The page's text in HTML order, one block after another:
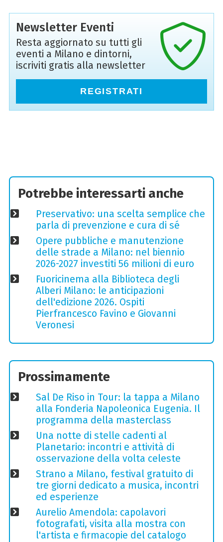
Newsletter Eventi
Resta aggiornato su tutti gli
eventi a Milano e dintorni,
iscriviti gratis alla newsletter
REGISTRATI
Potrebbe interessarti anche
Preservativo: una scelta semplice che
parla di prevenzione e cura di sé
Opere pubbliche e manutenzione
delle strade a Milano: nel biennio
2026-2027 investiti 56 milioni di euro
Fuoricinema alla Biblioteca degli
Alberi Milano: le anticipazioni
dell'edizione 2026. Ospiti
Pierfrancesco Favino e Giovanni
Veronesi
Prossimamente
Sal De Riso in Tour: la tappa a Milano
alla Fonderia Napoleonica Eugenia. Il
programma della masterclass
Una notte di stelle cadenti al
Planetario: incontri e attività di
osservazione della volta celeste
Strano a Milano, festival gratuito di
tre giorni dedicato a musica, incontri
ed esperienze
Aurelio Amendola: capolavori
fotografati, visita alla mostra con
l'artista e firmacopie del catalogo